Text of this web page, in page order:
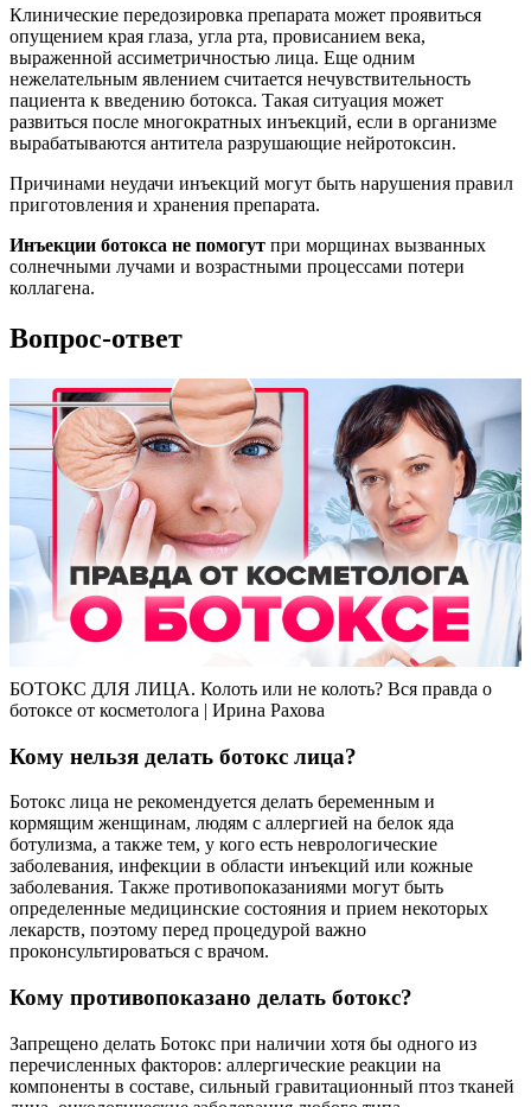
Клинические передозировка препарата может проявиться
опущением края глаза, угла рта, провисанием века,
выраженной ассиметричностью лица. Еще одним
нежелательным явлением считается нечувствительность
пациента к введению ботокса. Такая ситуация может
развиться после многократных инъекций, если в организме
вырабатываются антитела разрушающие нейротоксин.
Причинами неудачи инъекций могут быть нарушения правил
приготовления и хранения препарата.
Инъекции ботокса не помогут при морщинах вызванных
солнечными лучами и возрастными процессами потери
коллагена.
Вопрос-ответ
БОТОКС ДЛЯ ЛИЦА. Колоть или не колоть? Вся правда о
ботоксе от косметолога | Ирина Рахова
Кому нельзя делать ботокс лица?
Ботокс лица не рекомендуется делать беременным и
кормящим женщинам, людям с аллергией на белок яда
ботулизма, а также тем, у кого есть неврологические
заболевания, инфекции в области инъекций или кожные
заболевания. Также противопоказаниями могут быть
определенные медицинские состояния и прием некоторых
лекарств, поэтому перед процедурой важно
проконсультироваться с врачом.
Кому противопоказано делать ботокс?
Запрещено делать Ботокс при наличии хотя бы одного из
перечисленных факторов: аллергические реакции на
компоненты в составе, сильный гравитационный птоз тканей